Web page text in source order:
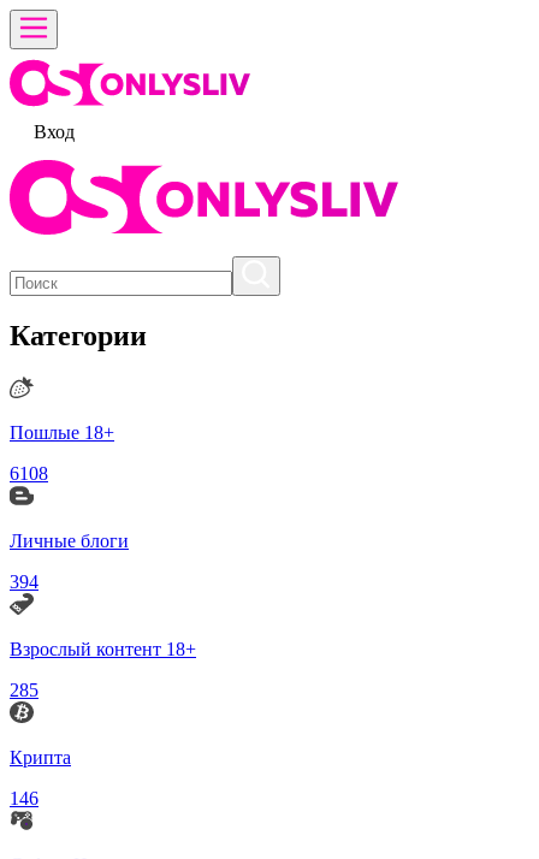
Вход
Категории
Пошлые 18+
6108
Личные блоги
394
Взрослый контент 18+
285
Крипта
146